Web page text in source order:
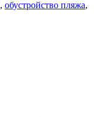
, обустройство пляжа,